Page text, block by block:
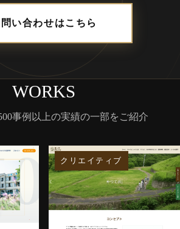
い合わせはこちら
WORKS
事例以上の実績の一部をご紹介
クリエイティブ